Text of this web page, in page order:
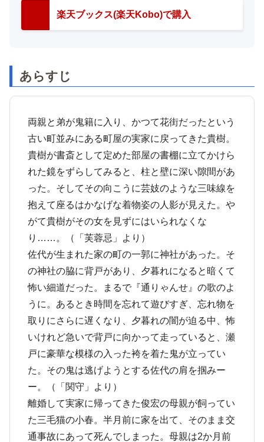
楽天ブックス(楽天Kobo)で購入
あらすじ
両親と弟が鬼籍に入り、かつて花街だったという
古い町並みにある町屋の実家に戻ってきた貴樹。
貴樹が書斎として定めた部屋の書棚に立てかけら
れた鏡をずらしてみると、柱と壁に深い隙間があ
った。そしてその向こうに芸妓のような三味線を
抱えて座るはかなげな着物姿の人影が見えた。や
がて貴樹がその女を見ずにはいられなくな
り……。（「芙蓉忌」より）
佐代が生まれた家の町の一郭に神社があった。そ
の神社の脇に背戸があり、夕暮れになると暗くて
怖い細道だった。まるで『通りゃんせ』の歌のよ
うに。あるとき時間を忘れて遊びすぎ、忘れ物を
取りにさらに遅くなり、夕暮れの闇が迫る中、怖
いけれど急いで背戸に向かって走っていると、瀬
戸に豪華な模様の入った袴を着た鬼が立ってい
た。その鬼は逃げようとする佐代の肩を掴みー
ー。（「関守」より）
離婚して実家に帰ってきた俊宏の母親が飼ってい
た三毛猫の小春。半月前に家を出て、そのまま交
通事故にあって死んでしまった。母親は2か月前